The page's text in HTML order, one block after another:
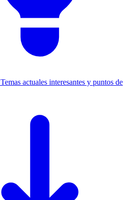
Temas actuales interesantes y puntos de